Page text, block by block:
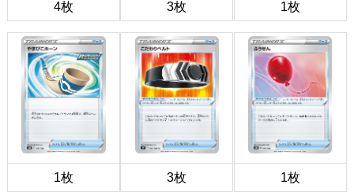
4枚 3枚 1枚
1枚 3枚 1枚